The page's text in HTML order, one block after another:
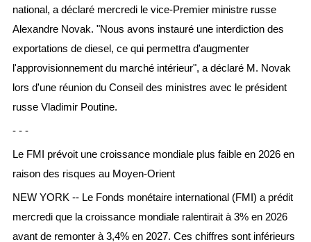
national, a déclaré mercredi le vice-Premier ministre russe
Alexandre Novak. "Nous avons instauré une interdiction des
exportations de diesel, ce qui permettra d'augmenter
l'approvisionnement du marché intérieur", a déclaré M. Novak
lors d'une réunion du Conseil des ministres avec le président
russe Vladimir Poutine.
- - -
Le FMI prévoit une croissance mondiale plus faible en 2026 en
raison des risques au Moyen-Orient
NEW YORK -- Le Fonds monétaire international (FMI) a prédit
mercredi que la croissance mondiale ralentirait à 3% en 2026
avant de remonter à 3,4% en 2027. Ces chiffres sont inférieurs